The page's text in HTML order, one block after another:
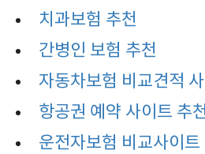
치과보험 추천
간병인 보험 추천
자동차보험 비교견적
항공권 예약 사이트 추
운전자보험 비교사이트